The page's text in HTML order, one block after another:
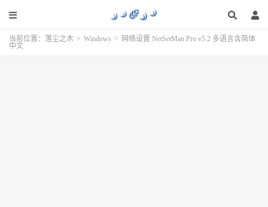
当前位置： 落尘之木 > Windows > 网络设置 NetSetMan Pro v5.2 多语言含简体
中文